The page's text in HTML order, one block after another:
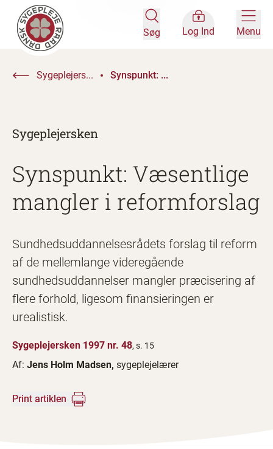
Søg Log Ind Menu
Sygeplejers... Synspunkt: ...
Sygeplejersken
Synspunkt: Væsentlige
mangler i reformforslag
Sundhedsuddannelsesrådets forslag til reform
af de mellemlange videregående
sundhedsuddannelser mangler præcisering af
flere forhold, ligesom finansieringen er
urealistisk.
Sygeplejersken 1997 nr. 48, s. 15
Af: Jens Holm Madsen, sygeplejelærer
Print artiklen